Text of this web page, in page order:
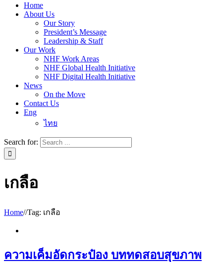
Home
About Us
Our Story
President’s Message
Leadership & Staff
Our Work
NHF Work Areas
NHF Global Health Initiative
NHF Digital Health Initiative
News
On the Move
Contact Us
Eng
ไทย
Search for:
เกลือ
Home//Tag: เกลือ
ความเค็มอัดกระป๋อง บททดสอบสุขภาพ